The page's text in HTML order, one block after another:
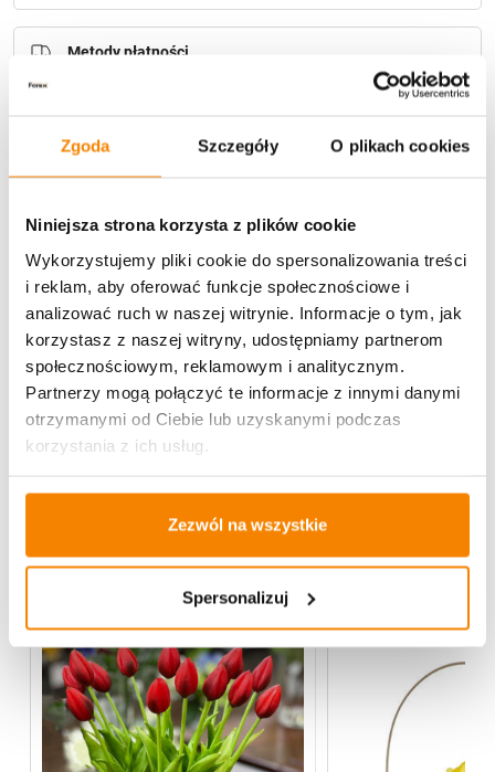
Zgoda Szczegóły O plikach cookies
Niniejsza strona korzysta z plików cookie
Wykorzystujemy pliki cookie do spersonalizowania treści
i reklam, aby oferować funkcje społecznościowe i
analizować ruch w naszej witrynie. Informacje o tym, jak
korzystasz z naszej witryny, udostępniamy partnerom
społecznościowym, reklamowym i analitycznym.
Partnerzy mogą połączyć te informacje z innymi danymi
otrzymanymi od Ciebie lub uzyskanymi podczas
korzystania z ich usług.
Zezwól na wszystkie
Spersonalizuj
hurtowniiPrzejdź do hurtowni B2B
Metody płatności
Opis produktu
Specyfikacja
Więcej z kategorii Kwiaty sztuczne